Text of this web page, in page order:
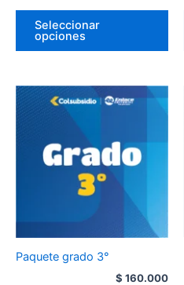
Seleccionar
opciones
Paquete grado 3°
$ 160.000